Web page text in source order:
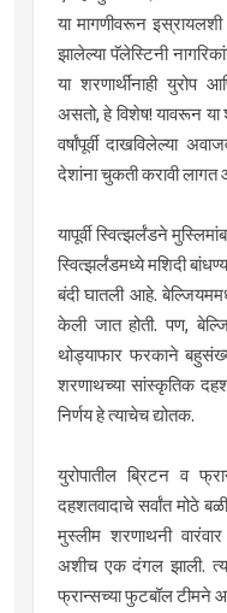
या मागणीवरून
झालेल्या पॅलेस्टिनी
या शरणार्थींनाही
असतो, हे विशेष! यावरून या
वर्षांपूर्वी दाखविलेल्या
देशांना चुकती करावी लागत
यापूर्वी स्वित्झर्लंडने
स्वित्झर्लंडमध्ये मशिदी
बंदी घातली आहे.
केली जात होती. पण,
थोड्याफार फरकाने
शरणाथच्या सांस्कृतिक
निर्णय हे त्याचेच द्योतक.
युरोपातील ब्रिटन व
दहशतवादाचे सर्वांत मोठे
मुस्लीम शरणाथनी
अशीच एक दंगल झाली.
फ्रान्सच्या फुटबॉल टीमने